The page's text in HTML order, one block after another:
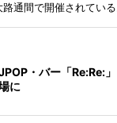
通間で開催されている
・バー「Re:Re:
に